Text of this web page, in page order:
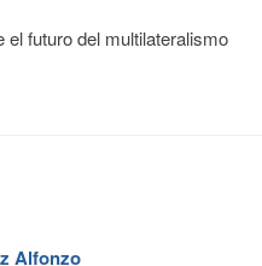
el futuro del multilateralismo
Alfonzo